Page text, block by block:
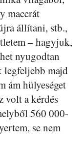
macerát
állítani, stb.,
– hagyjuk,
nyugodtan
legfeljebb majd
ám hülyeséget
volt a kérdés
560 000-
se nem